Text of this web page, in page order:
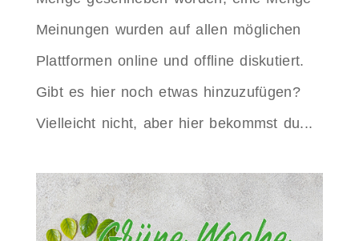
Meinungen wurden auf allen möglichen
Plattformen online und offline diskutiert.
Gibt es hier noch etwas hinzuzufügen?
Vielleicht nicht, aber hier bekommst du...